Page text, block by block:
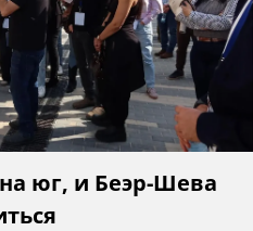
юг, и Беэр-Шева